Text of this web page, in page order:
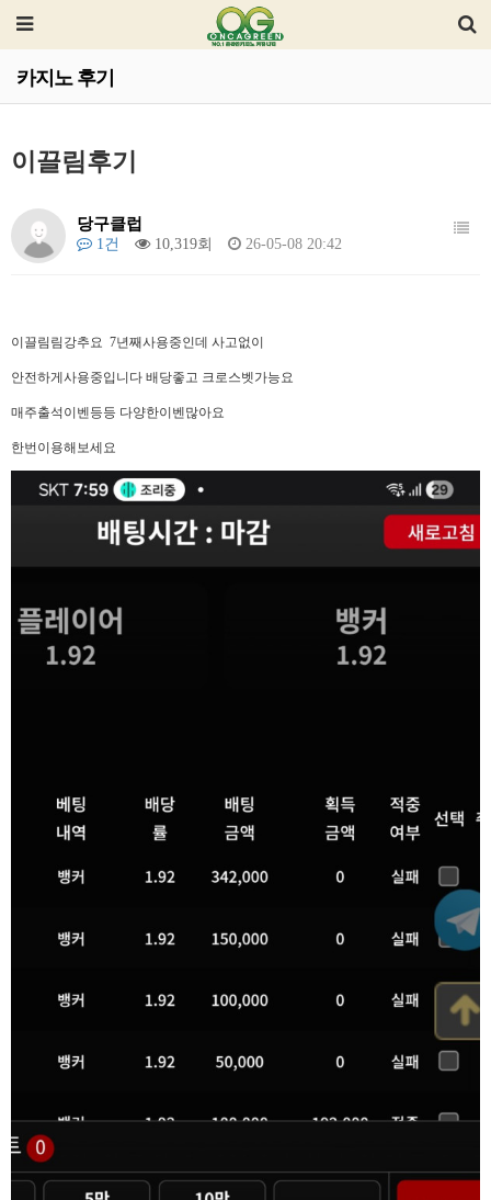
카지노 후기
이끌림후기
당구클럽
1건 10,319회 26-05-08 20:42
이끌림림강추요 7년째사용중인데 사고없이
안전하게사용중입니다 배당좋고 크로스벳가능요
매주출석이벤등등 다양한이벤많아요
한번이용해보세요